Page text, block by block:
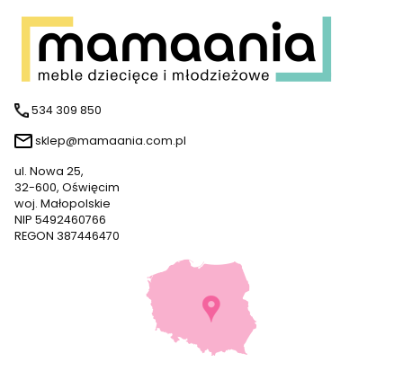
534 309 850
sklep@mamaania.com.pl
ul. Nowa 25,
32-600, Oświęcim
woj. Małopolskie
NIP 5492460766
REGON 387446470